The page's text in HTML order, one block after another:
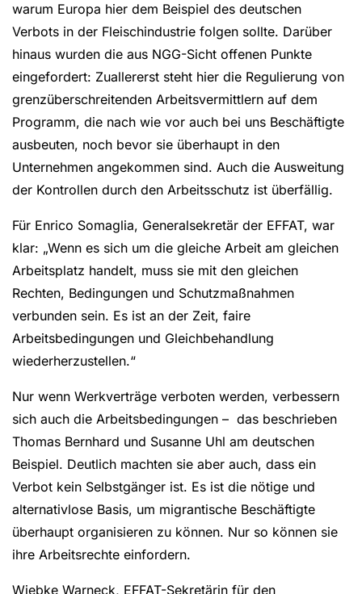
warum Europa hier dem Beispiel des deutschen
Verbots in der Fleischindustrie folgen sollte. Darüber
hinaus wurden die aus NGG-Sicht offenen Punkte
eingefordert: Zuallererst steht hier die Regulierung von
grenzüberschreitenden Arbeitsvermittlern auf dem
Programm, die nach wie vor auch bei uns Beschäftigte
ausbeuten, noch bevor sie überhaupt in den
Unternehmen angekommen sind. Auch die Ausweitung
der Kontrollen durch den Arbeitsschutz ist überfällig.
Für Enrico Somaglia, Generalsekretär der EFFAT, war
klar: „Wenn es sich um die gleiche Arbeit am gleichen
Arbeitsplatz handelt, muss sie mit den gleichen
Rechten, Bedingungen und Schutzmaßnahmen
verbunden sein. Es ist an der Zeit, faire
Arbeitsbedingungen und Gleichbehandlung
wiederherzustellen.“
Nur wenn Werkverträge verboten werden, verbessern
sich auch die Arbeitsbedingungen – das beschrieben
Thomas Bernhard und Susanne Uhl am deutschen
Beispiel. Deutlich machten sie aber auch, dass ein
Verbot kein Selbstgänger ist. Es ist die nötige und
alternativlose Basis, um migrantische Beschäftigte
überhaupt organisieren zu können. Nur so können sie
ihre Arbeitsrechte einfordern.
Wiebke Warneck, EFFAT-Sekretärin für den